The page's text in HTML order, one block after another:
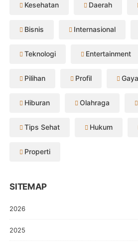
Kesehatan Daerah
Bisnis Internasional
Teknologi Entertainment
Pilihan Profil
Hiburan Olahraga
Tips Sehat Hukum
Properti
SITEMAP
2026
2025